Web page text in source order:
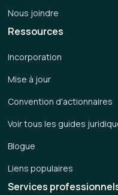
Services
Ressources
Incorporation
Mise à jour
Convention d'actionnaires
Voir tous les guides
Blogue
Liens populaires
Nous joindre